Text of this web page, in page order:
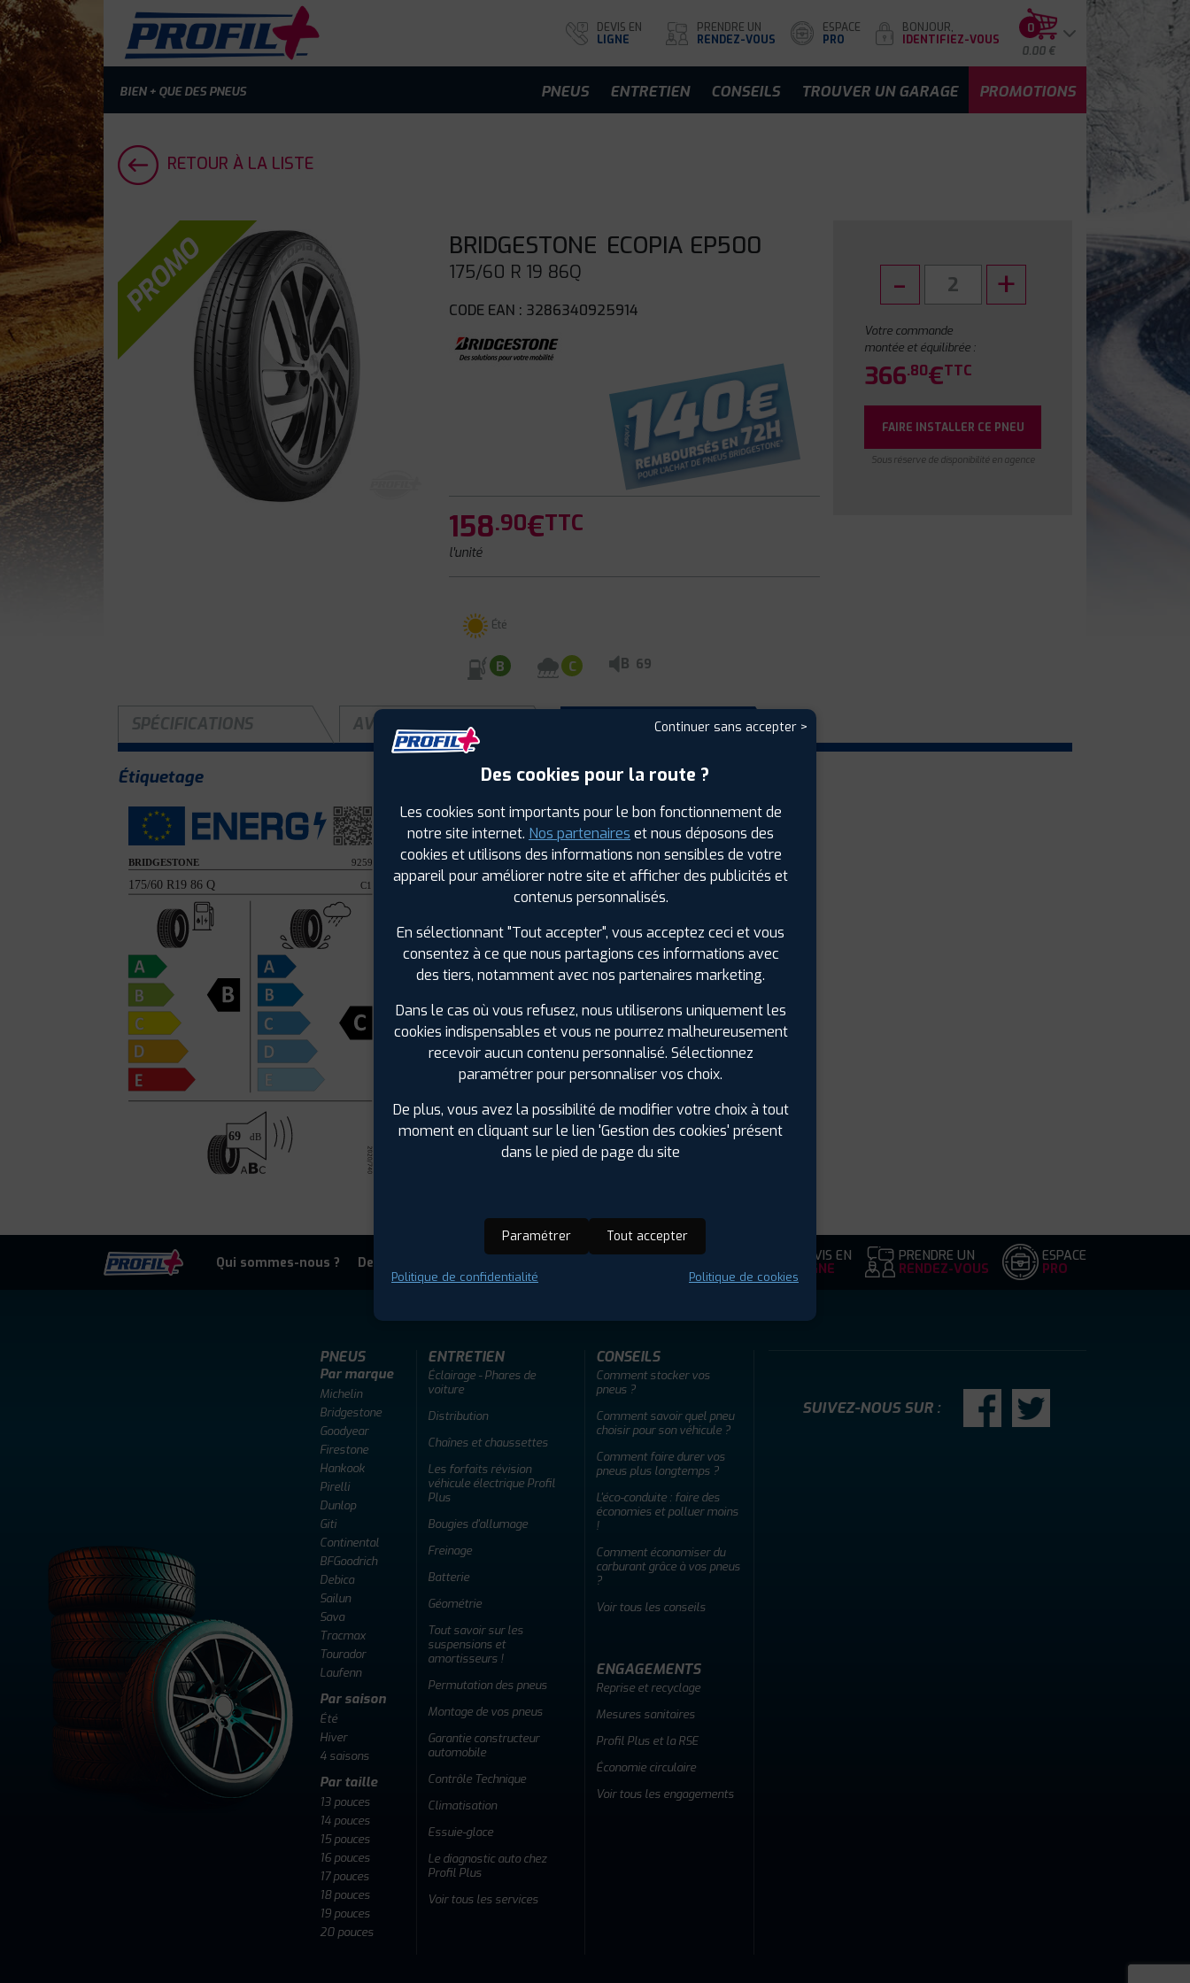
BIEN + QUE DES PNEUS
DEVIS EN
LIGNE
PRENDRE UN
RENDEZ-VOUS
ESPACE
PRO
BONJOUR,
IDENTIFIEZ-VOUS
0
0.00 €
PNEUS ENTRETIEN CONSEILS TROUVER UN GARAGE PROMOTIONS
RETOUR À LA LISTE
PROMO BRIDGESTONE ECOPIA EP500
175/60 R 19 86Q
CODE EAN : 3286340925914
158.90€TTC
l'unité
Été
B C B 69
Votre commande
montée et équilibrée :
366.80€TTC
FAIRE INSTALLER CE PNEU
Sous réserve de disponibilité en agence
SPÉCIFICATIONS AVIS CLIENTS ÉTIQUETAGE
Étiquetage
Saison :Été
Runflat :Non
Largeur :175
Hauteur : 60
Diamètre :
Vitesse :Q
Bruit de roulement externe :69
Résistance au roulement :B
Code EAN : 3286340925914
Qui sommes-nous ? Devenir adherent DEVIS EN
LIGNE
PRENDRE UN
RENDEZ-VOUS
ESPACE
PRO
PNEUS
Par marque
Michelin
Bridgestone
Goodyear
Firestone
Hankook
Pirelli
Dunlop
Giti
Continental
BFGoodrich
Debica
Sailun
Sava
Tracmax
Tourador
Laufenn
Par saison
Été
Hiver
4 saisons
Par taille
13 pouces
14 pouces
15 pouces
16 pouces
17 pouces
18 pouces
19 pouces
20 pouces
ENTRETIEN
Éclairage - Phares de
voiture
Distribution
Chaînes et chaussettes
Les forfaits révision
véhicule électrique Profil
Plus
Bougies d'allumage
Freinage
Batterie
Géométrie
Tout savoir sur les
suspensions et
amortisseurs !
Permutation des pneus
Montage de vos pneus
Garantie constructeur
automobile
Contrôle Technique
Climatisation
Essuie-glace
Le diagnostic auto chez
Profil Plus
Voir tous les services
CONSEILS
Comment stocker vos
pneus ?
Comment savoir quel pneu
choisir pour son véhicule ?
Comment faire durer vos
pneus plus longtemps ?
L'éco-conduite : faire des
économies et polluer moins
!
Comment économiser du
carburant grâce à vos pneus
?
Voir tous les conseils
ENGAGEMENTS
Reprise et recyclage
Mesures sanitaires
Profil Plus et la RSE
Économie circulaire
Voir tous les engagements
SUIVEZ-NOUS SUR :
Continuer sans accepter >
Des cookies pour la route ?
Les cookies sont importants pour le bon fonctionnement de
notre site internet. Nos partenaires et nous déposons des
cookies et utilisons des informations non sensibles de votre
appareil pour améliorer notre site et afficher des publicités et
contenus personnalisés.
En sélectionnant "Tout accepter", vous acceptez ceci et vous
consentez à ce que nous partagions ces informations avec
des tiers, notamment avec nos partenaires marketing.
Dans le cas où vous refusez, nous utiliserons uniquement les
cookies indispensables et vous ne pourrez malheureusement
recevoir aucun contenu personnalisé. Sélectionnez
paramétrer pour personnaliser vos choix.
De plus, vous avez la possibilité de modifier votre choix à tout
moment en cliquant sur le lien 'Gestion des cookies' présent
dans le pied de page du site
Paramétrer Tout accepter
Politique de confidentialité Politique de cookies